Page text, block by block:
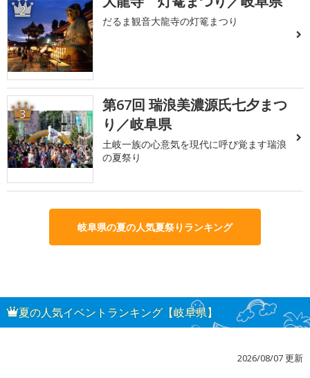
2
だるま観音大龍寺の灯篭まつり
3
第67回 瑞浪美濃源氏七夕まつ
り／岐阜県
土岐一族の心意気を現代に呼び覚ます瑞浪
の夏祭り
岐阜県の夏の人気夏祭りランキング
夏の人気イベントランキング【岐阜県】
2026/08/07 更新